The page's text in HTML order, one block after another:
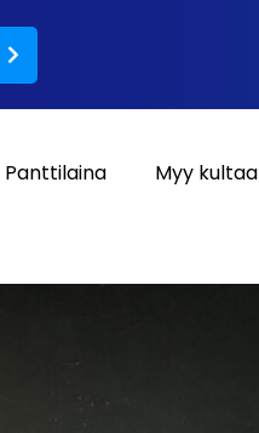
Panttilaina Myy kultaa